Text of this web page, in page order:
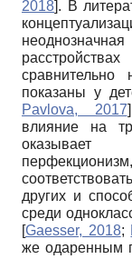
2018]. В
показаны у
Pavlova, 2017]
влияние на
оказывает
других и
среди
[Gaesser, 2018;
же одаренным